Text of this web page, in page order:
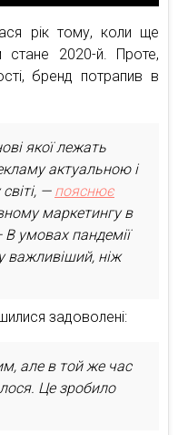
рік тому, коли ще
стане 2020-й. Проте,
бренд потрапив в
якої лежать
актуальною і
— пояснює
маркетингу в
умовах пандемії
важливіший, ніж
задоволені:
але в той же час
Це зробило